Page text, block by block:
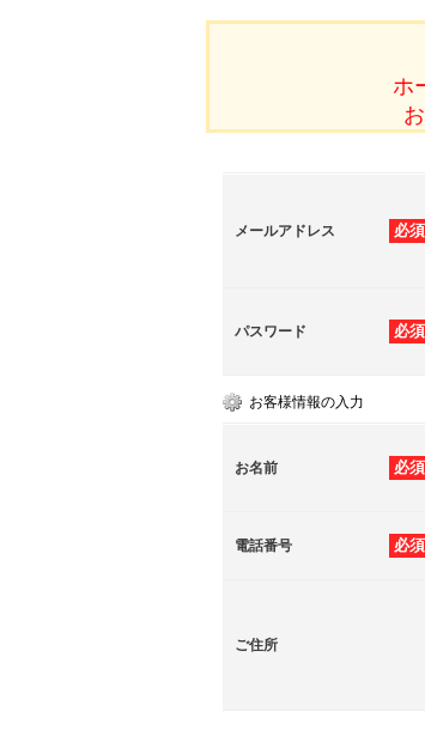
ホ
必須
メールアドレス
必須
パスワード
お客様情報の入力
必須
お名前
必須
電話番号
ご住所